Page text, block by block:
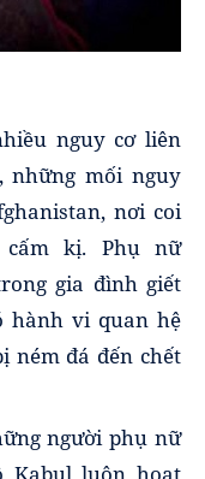
nguy cơ liên
những mối nguy
nơi coi
kị. Phụ nữ
gia đình giết
hành vi quan hệ
ném đá đến chết
người phụ nữ